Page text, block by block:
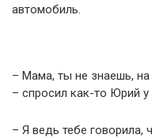
автомобиль.
– Мама, ты не знаешь,
– спросил как-то Юрий у
– Я ведь тебе говорила,